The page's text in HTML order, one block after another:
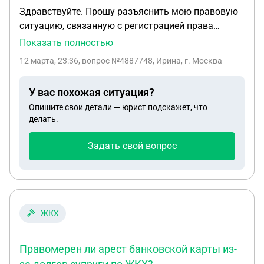
Здравствуйте. Прошу разъяснить мою правовую
ситуацию, связанную с регистрацией права
собственности на квартиру в г. Луганске
собственником квартиры на основании договора
собственности было зарегистрировано по
законодательству Украины. В квартире
зарегистрированы (прописаны) я, мой супруг и
Коммунальные платежи по квартире регулярно
являюсь гражданкой Украины. Для
нотариальная доверенность на представителя
документы в Администрацию Главы Луганской
Показать полностью
12 марта, 23:36, вопрос №4887748, Ирина, г. Москва
У вас похожая ситуация?
Опишите свои детали — юрист подскажет, что
делать.
Задать свой вопрос
ЖКХ
Правомерен ли арест банковской карты из-